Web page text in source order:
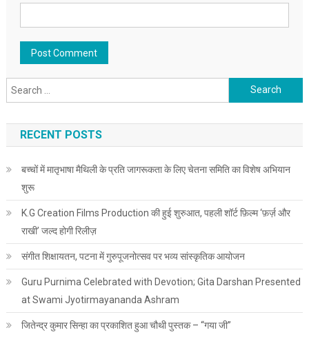
Search for:
RECENT POSTS
बच्चों में मातृभाषा मैथिली के प्रति जागरूकता के लिए चेतना समिति का विशेष अभियान
शुरू
K.G Creation Films Production की हुई शुरुआत, पहली शॉर्ट फ़िल्म ‘फ़र्ज़ और
राखी’ जल्द होगी रिलीज़
संगीत शिक्षायतन, पटना में गुरुपूजनोत्सव पर भव्य सांस्कृतिक आयोजन
Guru Purnima Celebrated with Devotion; Gita Darshan Presented
at Swami Jyotirmayananda Ashram
जितेन्द्र कुमार सिन्हा का प्रकाशित हुआ चौथी पुस्तक – “गया जी”